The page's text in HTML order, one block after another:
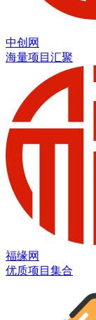
中创网
海量项目汇聚
福缘网
优质项目集合